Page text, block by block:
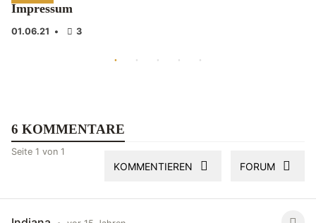
Impressum
01.06.21 • 3
6 KOMMENTARE
Seite 1 von 1
KOMMENTIEREN FORUM